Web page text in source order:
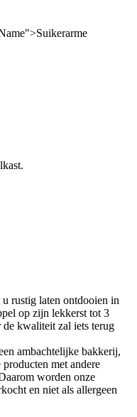
rustig laten ontdooien in
op zijn lekkerst tot 3
de kwaliteit zal iets terug
ambachtelijke bakkerij,
met andere
worden onze
en niet als allergeen